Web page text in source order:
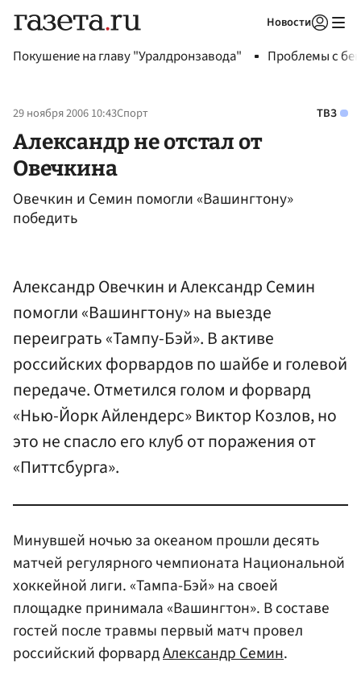
Новости
Покушение на главу "Уралдронзавода" Проблемы с
29 ноября 2006 10:43Спорт ТВЗ
Александр не отстал от
Овечкина
Овечкин и Семин помогли «Вашингтону»
победить
Александр Овечкин и Александр Семин
помогли «Вашингтону» на выезде
переиграть «Тампу-Бэй». В активе
российских форвардов по шайбе и голевой
передаче. Отметился голом и форвард
«Нью-Йорк Айлендерс» Виктор Козлов, но
это не спасло его клуб от поражения от
«Питтсбурга».
Минувшей ночью за океаном прошли десять
матчей регулярного чемпионата Национальной
хоккейной лиги. «Тампа-Бэй» на своей
площадке принимала «Вашингтон». В составе
гостей после травмы первый матч провел
российский форвардАлександр Семин.